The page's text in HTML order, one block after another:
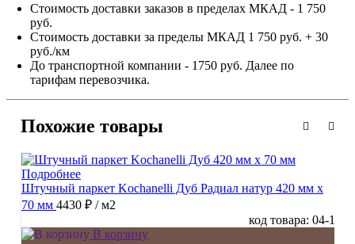
Стоимость доставки заказов в пределах МКАД - 1 750
руб.
Стоимость доставки за пределы МКАД 1 750 руб. + 30
руб./км
До транспортной компании - 1750 руб. Далее по
тарифам перевозчика.
Похожие товары
Подробнее
Штучный паркет Kochanelli Дуб Радиал натур 420 мм х
70 мм 4430 ₽ / м2
код товара: 04-1
В корзину